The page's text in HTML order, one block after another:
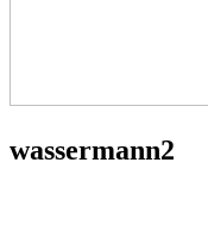
wassermann2